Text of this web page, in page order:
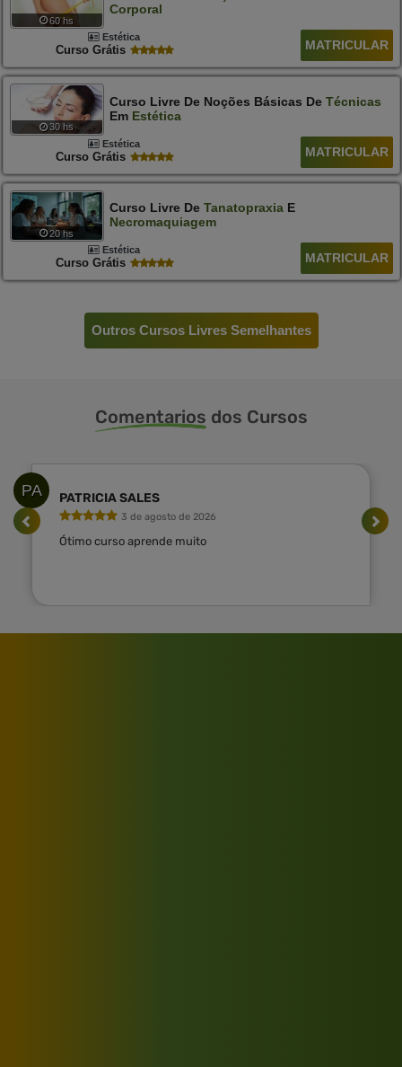
60 hs
Corporal
Estética
Curso Grátis MATRICULAR
30 hs
Curso Livre De Noções Básicas De Técnicas
Em Estética
Estética
Curso Grátis MATRICULAR
20 hs
Curso Livre De TanatopraxiaE
Necromaquiagem
Estética
Curso Grátis MATRICULAR
Outros Cursos Livres Semelhantes
Comentarios dos Cursos
PA PATRICIA SALES
3 de agosto de 2026
Ótimo curso aprende muito